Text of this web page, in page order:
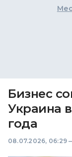
Бизнес
Украина
года
08.07.2026, 06:29